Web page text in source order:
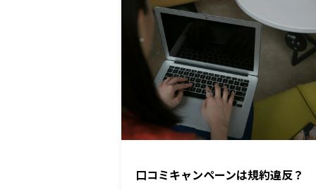
口コミキャンペーンは規約違反？